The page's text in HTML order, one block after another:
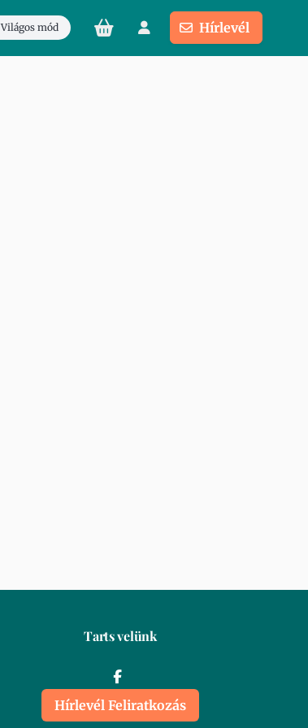
Világos mód Hírlevél
Tarts velünk
Hírlevél Feliratkozás